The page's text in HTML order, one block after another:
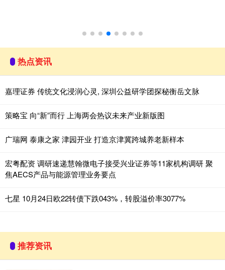
热点资讯
嘉理证券 传统文化浸润心灵, 深圳公益研学团探秘衡岳文脉
策略宝 向“新”而行 上海两会热议未来产业新版图
广瑞网 泰康之家 津园开业 打造京津冀跨城养老新样本
宏粤配资 调研速递慧翰微电子接受兴业证券等11家机构调研 聚
焦AECS产品与能源管理业务要点
七星 10月24日欧22转债下跌043%，转股溢价率3077%
推荐资讯